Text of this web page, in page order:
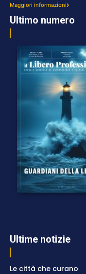
Maggiori informazioni
Ultimo numero
Ultime notizie
Le città che curano